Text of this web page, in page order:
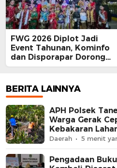
FWG 2026 Diplot Jadi
Event Tahunan, Kominfo
dan Disporapar Dorong
Lahirnya Wastra Khas
BERITA LAINNYA
APH Polsek
Warga Gerak
Kebakaran
Daerah 5 menit
Pengadaan